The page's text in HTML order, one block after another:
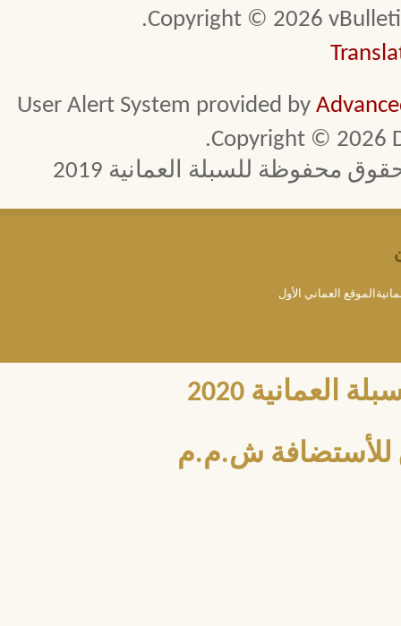
Copyright © 2026
User Alert System provided by
Copyright © 2026
محفوظة للسبلة العمانية 2019
العماني الأول
2020
للأستضافة ش.م.م